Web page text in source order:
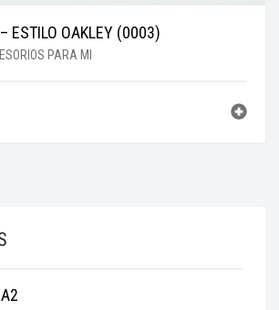
ESTILO OAKLEY (0003)
PARA MI